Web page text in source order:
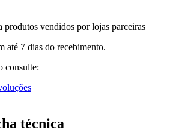
produtos vendidos por lojas parceiras
até 7 dias do recebimento.
consulte:
técnica